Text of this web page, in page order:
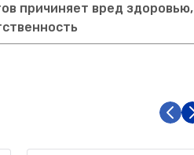
причиняет вред здоровью,